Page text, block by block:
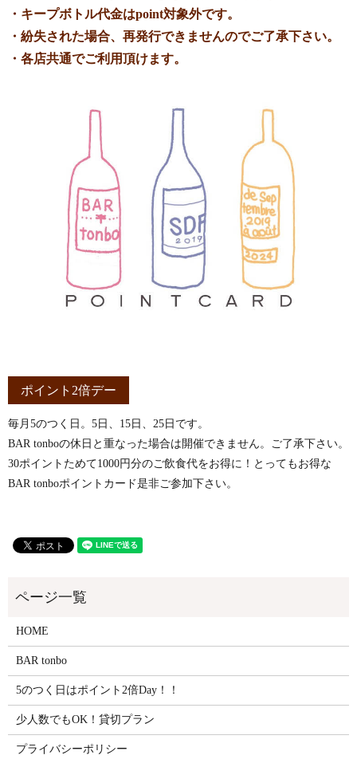
・キープボトル代金はpoint対象外です。
・紛失された場合、再発行できませんのでご了承下さい。
・各店共通でご利用頂けます。
ポイント2倍デー
毎月5のつく日。5日、15日、25日です。
BAR tonboの休日と重なった場合は開催できません。ご了承下さい。
30ポイントためて1000円分のご飲食代をお得に！とってもお得な
BAR tonboポイントカード是非ご参加下さい。
HOME
BAR tonbo
5のつく日はポイント2倍Day！！
少人数でもOK！貸切プラン
プライバシーポリシー